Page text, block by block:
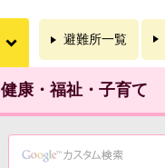
避難所一覧
健康・福祉・子育て